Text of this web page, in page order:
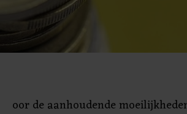
oor de aanhoudende